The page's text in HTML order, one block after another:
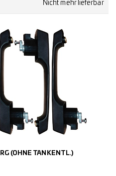
(OHNE TANKENTL.)